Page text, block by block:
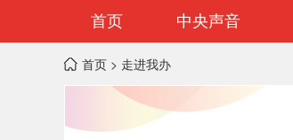
首页 中央声音
首页 > 走进我办